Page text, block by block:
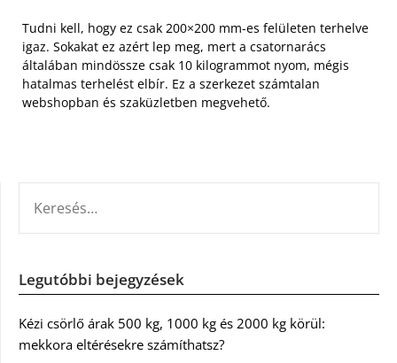
Tudni kell, hogy ez csak 200×200 mm-es felületen terhelve
igaz. Sokakat ez azért lep meg, mert a csatornarács
általában mindössze csak 10 kilogrammot nyom, mégis
hatalmas terhelést elbír. Ez a szerkezet számtalan
webshopban és szaküzletben megvehető.
Legutóbbi bejegyzések
Kézi csörlő árak 500 kg, 1000 kg és 2000 kg körül:
mekkora eltérésekre számíthatsz?